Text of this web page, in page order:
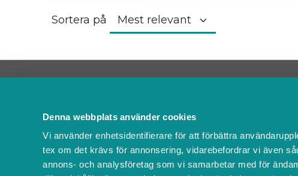
Denna webbplats använder cookies
Vi använder enhetsidentifierare för att förbättra
tex om det krävs för annonsering, vidarebefordrar vi även
annons- och analysföretag som vi samarbetar med för
Sortera på
FAQ
Villkor & policyer
Ändra cookies